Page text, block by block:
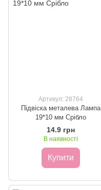
Артикул: 28764
Підвіска металева Лампа
19*10 мм Срібло
14.9 грн
В наявності
Купити